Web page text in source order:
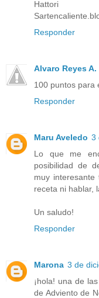
Hattori
Responder
Alvaro Reyes A.
100 puntos para
Responder
Maru Aveledo 3
Lo que me
posibilidad de
muy
receta ni hablar,
Un saludo!
Responder
Marona 3 de
¡hola! una de
de Adviento de